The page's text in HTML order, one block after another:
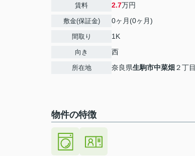
賃料 2.7万円
敷金(保証金) 0ヶ月(0ヶ月)
間取り 1K
向き 西
所在地 奈良県生駒市中菜畑 ２丁目
物件の特徴